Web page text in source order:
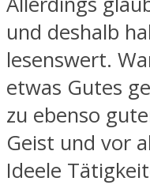
und deshalb
lesenswert.
etwas Gutes
zu ebenso
Geist und vor
Ideele